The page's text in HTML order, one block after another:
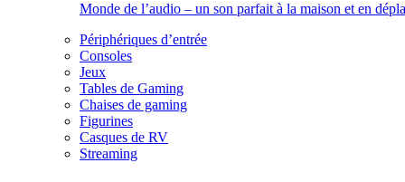
Monde de l’audio – un son parfait à la maison et en
Périphériques d’entrée
Consoles
Jeux
Tables de Gaming
Chaises de gaming
Figurines
Casques de RV
Streaming